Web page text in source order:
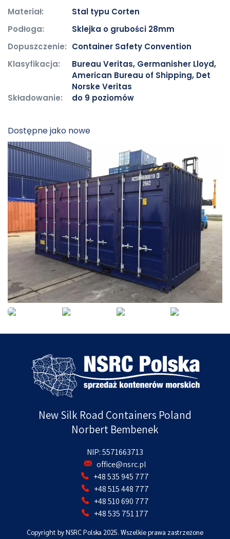
Materiał:
Stal typu Corten
Podłoga:
Sklejka o grubości 28mm
Dopuszczenie: Container Safety Convention
Klasyfikacja:
Bureau Veritas, Germanisher Lloyd,
American Bureau of Shipping, Det
Norske Veritas
Składowanie:
do 9 poziomów
Dostępne jako nowe
New Silk Road Containers Poland
Norbert Bembenek
NIP: 5571663713
office@nsrc.pl
+48 535 945 777
+48 515 448 777
+48 510 690 777
+48 535 751 177
Copyright by NSRC Polska 2025. Wszelkie prawa zastrzeżone